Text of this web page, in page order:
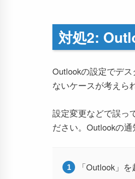
対処2:
Outlookの設定でデ
ないケースが考えら
設定変更などで誤っ
ださい。Outlookの
「Outlook」を